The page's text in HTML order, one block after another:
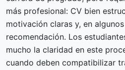
más profesional: CV bien
motivación claras y, en
recomendación. Los
mucho la claridad en este
cuando deben compatibilizar